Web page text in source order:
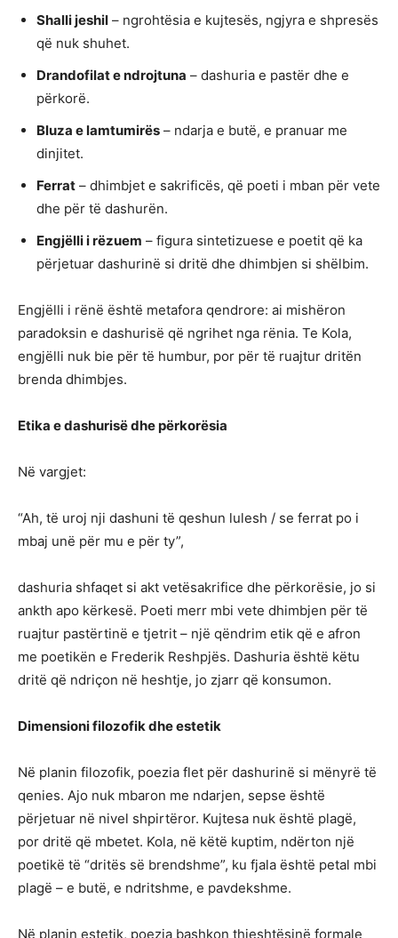
Shalli jeshil – ngrohtësia e kujtesës, ngjyra e shpresës
që nuk shuhet.
Drandofilat e ndrojtuna – dashuria e pastër dhe e
përkorë.
Bluza e lamtumirës – ndarja e butë, e pranuar me
dinjitet.
Ferrat – dhimbjet e sakrificës, që poeti i mban për vete
dhe për të dashurën.
Engjëlli i rëzuem – figura sintetizuese e poetit që ka
përjetuar dashurinë si dritë dhe dhimbjen si shëlbim.
Engjëlli i rënë është metafora qendrore: ai mishëron
paradoksin e dashurisë që ngrihet nga rënia. Te Kola,
engjëlli nuk bie për të humbur, por për të ruajtur dritën
brenda dhimbjes.
Etika e dashurisë dhe përkorësia
Në vargjet:
“Ah, të uroj nji dashuni të qeshun lulesh / se ferrat po i
mbaj unë për mu e për ty”,
dashuria shfaqet si akt vetësakrifice dhe përkorësie, jo si
ankth apo kërkesë. Poeti merr mbi vete dhimbjen për të
ruajtur pastërtinë e tjetrit – një qëndrim etik që e afron
me poetikën e Frederik Reshpjës. Dashuria është këtu
dritë që ndriçon në heshtje, jo zjarr që konsumon.
Dimensioni filozofik dhe estetik
Në planin filozofik, poezia flet për dashurinë si mënyrë të
qenies. Ajo nuk mbaron me ndarjen, sepse është
përjetuar në nivel shpirtëror. Kujtesa nuk është plagë,
por dritë që mbetet. Kola, në këtë kuptim, ndërton një
poetikë të “dritës së brendshme”, ku fjala është petal mbi
plagë – e butë, e ndritshme, e pavdekshme.
Në planin estetik, poezia bashkon thjeshtësinë formale